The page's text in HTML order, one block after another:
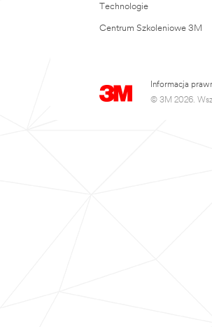
Technologie
Centrum Szkoleniowe 3M
Informacja
© 3M 2026.